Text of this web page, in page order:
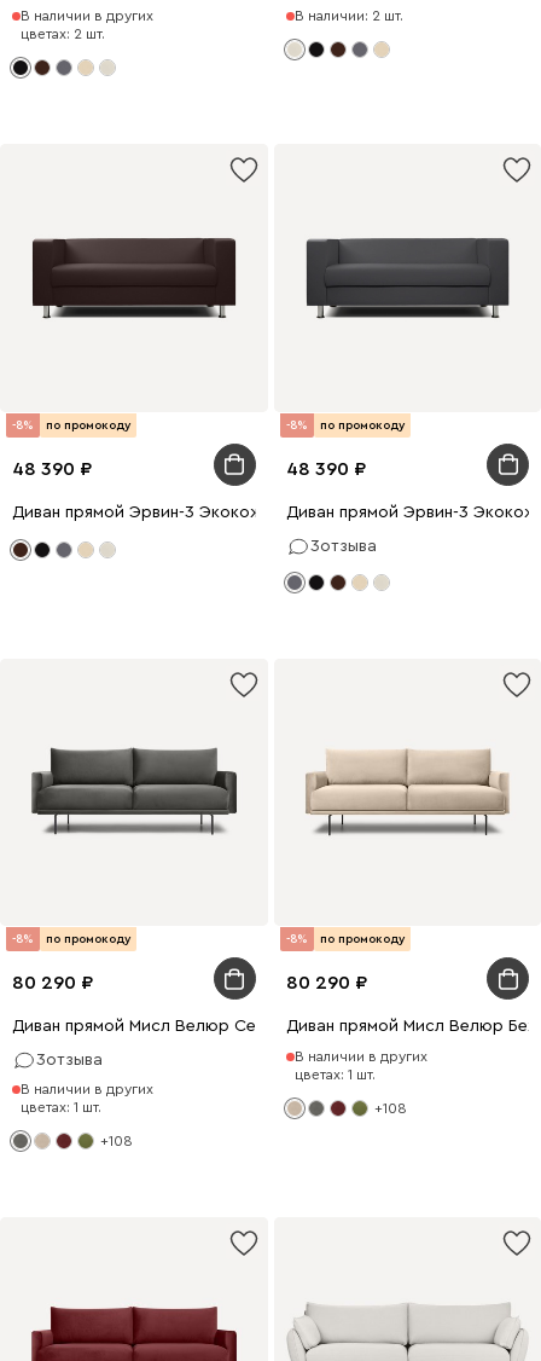
В наличии в других
цветах: 2 шт.
В наличии: 2 шт.
-8% по промокоду
48 390
Диван прямой Эрвин-3 Экокожа Коричневый
-8% по промокоду
48 390
Диван прямой Эрвин-3
3отзыва
-8% по промокоду
80 290
Диван прямой Мисл Велюр Серый
3отзыва
В наличии в других
цветах: 1 шт.
+108
-8% по промокоду
80 290
Диван прямой Мисл Велюр
В наличии в других
цветах: 1 шт.
+108